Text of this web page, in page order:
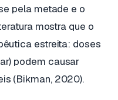
pela metade e o
mostra que o
estreita: doses
podem causar
(Bikman, 2020).